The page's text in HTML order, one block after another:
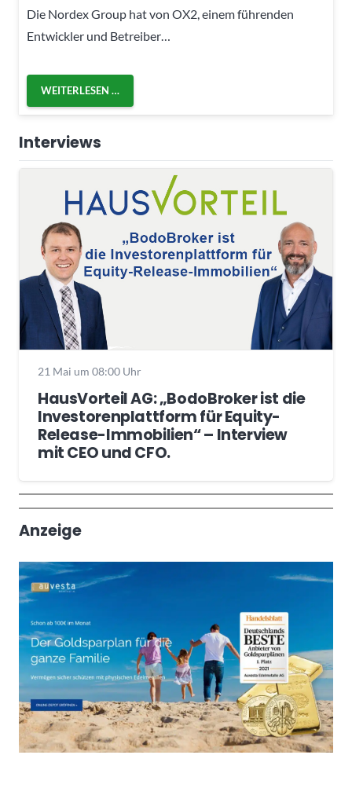
Die Nordex Group hat von OX2, einem führenden
Entwickler und Betreiber…
WEITERLESEN …
Interviews
21 Mai um 08:00 Uhr
HausVorteil AG: „BodoBroker ist die
Investorenplattform für Equity-
Release-Immobilien“ – Interview
mit CEO und CFO.
Wochenrückblick
Trendthemen
Anzeige